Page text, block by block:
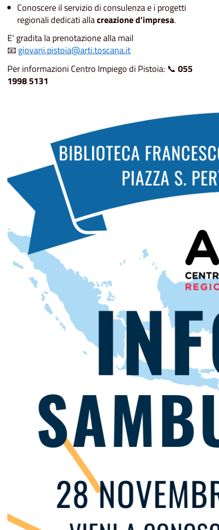
Conoscere il servizio di consulenza e i progetti
regionali dedicati allacreazione d’impresa.
E' gradita la prenotazione alla mail
📧 giovani.pistoia@arti.toscana.it
Per informazioni Centro Impiego di Pistoia: 📞 055
1998 5131